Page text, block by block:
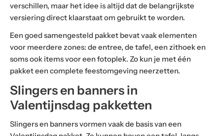
verschillen, maar het idee is altijd dat de belangrijkste
versiering direct klaarstaat om gebruikt te worden.
Een goed samengesteld pakket bevat vaak elementen
voor meerdere zones: de entree, de tafel, een zithoek en
soms ook items voor een fotoplek. Zo kun je met één
pakket een complete feestomgeving neerzetten.
Slingers en banners in
Valentijnsdag pakketten
Slingers en banners vormen vaak de basis van een